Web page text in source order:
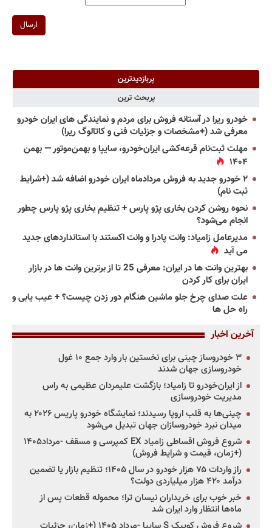
ارسال
پربازدیدترین
پربحث ترین
خودرو ریرا در آستانه فروش برای مردم و نمایندگی های ایران خودرو
معرفی شد (+مشخصات و جزئیات فنی و کاتالوگ ریرا)
مهلت ثبت‌نام قرعه‌کشی ایران‌خودرو، سایپا و بهمن‌موتور — بهمن
۱۴۰۴
۲ خودرو جدید به فروش مردادماه ایران خودرو اضافه شد (+شرایط
ثبت نام)
نحوه روشن کردن بخاری پژو پارس + تنظیم بخاری پژو پارس چطور
انجام می‌شود؟
مدیرعامل زامیاد: وانت پادرا و وانت اکستند با استانداردهای جدید
می آید
بهترین وانت ها در ایران: معرفی 25 تا از برترین وانت ها در بازار
ایران برای کار کردن
علت صدای چرخ جلو ماشین هنگام دور زدن چیست؟ + عیب یابی و
راه حل ها
آخرین اخبار
۳ خودروساز چینی برای نخستین بار وارد جمع ۱۰ غول
خودروسازی جهان شدند
از ایران‌خودرو تا زامیاد؛ بازگشت علیمردان عظیمی به راس
مدیریت خودروسازی
چینی‌ها به قلب اروپا رسیدند؛ نمایشگاه خودرو پاریس ۲۰۲۶ به
میدان نبرد خودروسازان جهان تبدیل می‌شود
شروع فروش اقساطی زامیاد EX کمپرسی و مسقف -مرداد۱۴۰۵
(+زمان، قیمت و شرایط فروش)
راز واردات ۷۵ هزار خودرو در سال ۱۴۰۵؛ تنظیم بازار یا تضمین
درآمد ۴۲۰ هزار میلیاردی دولت؟
خبر خوب برای خریداران نیسان ترا؛ محموله قطعات پس از
ماه‌ها انتظار وارد ایران شد